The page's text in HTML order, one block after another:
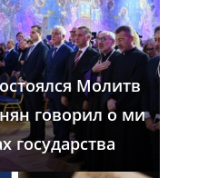
e
dI
n
р
а
в
и
т
ь
Молитв
говорил о ми
государства